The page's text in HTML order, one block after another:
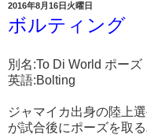
2016年8月16日火曜日
ボルティング
別名:To Di World ポーズ
英語:Bolting
ジャマイカ出身の陸上
が試合後にポーズを取